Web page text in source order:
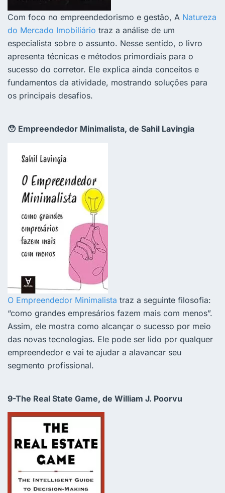
Com foco no empreendedorismo e gestão, A Natureza
do Mercado Imobiliário traz a análise de um
especialista sobre o assunto. Nesse sentido, o livro
apresenta técnicas e métodos primordiais para o
sucesso do corretor. Ele explica ainda conceitos e
fundamentos da atividade, mostrando soluções para
os principais desafios.
😯 Empreendedor Minimalista, de Sahil Lavingia
O Empreendedor Minimalista traz a seguinte filosofia:
“como grandes empresários fazem mais com menos”.
Assim, ele mostra como alcançar o sucesso por meio
das novas tecnologias. Ele pode ser lido por qualquer
empreendedor e vai te ajudar a alavancar seu
segmento profissional.
9-The Real State Game, de William J. Poorvu